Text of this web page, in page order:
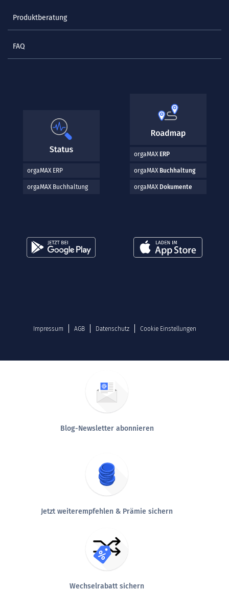
Produktberatung
FAQ
orgaMAX ERP
orgaMAX Buchhaltung
orgaMAX ERP
orgaMAX Buchhaltung
orgaMAX Dokumente
Impressum AGB Datenschutz Cookie Einstellungen
Blog-Newsletter abonnieren
Jetzt weiterempfehlen & Prämie sichern
Wechselrabatt sichern